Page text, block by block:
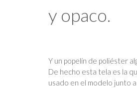
y opaco.
Y un popelín de poliéster
De hecho esta tela es la
usado en el modelo junto a